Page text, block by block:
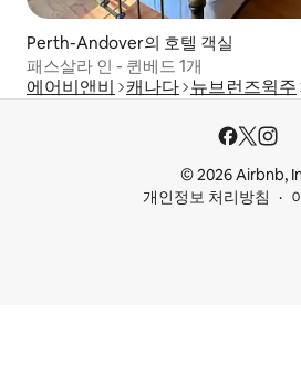
Perth-Andover의 호텔 객실
패스살라 인 - 퀸베드 1개
에어비앤비 캐나다 뉴브런즈윅주
© 2026 Airbnb,
개인정보 처리방침